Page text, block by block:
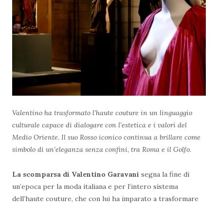
Valentino ha trasformato l’haute couture in un linguaggio
culturale capace di dialogare con l’estetica e i valori del
Medio Oriente. Il suo Rosso iconico continua a brillare come
simbolo di un’eleganza senza confini, tra Roma e il Golfo.
La scomparsa di Valentino Garavani segna la fine di
un’epoca per la moda italiana e per l’intero sistema
dell’haute couture, che con lui ha imparato a trasformare